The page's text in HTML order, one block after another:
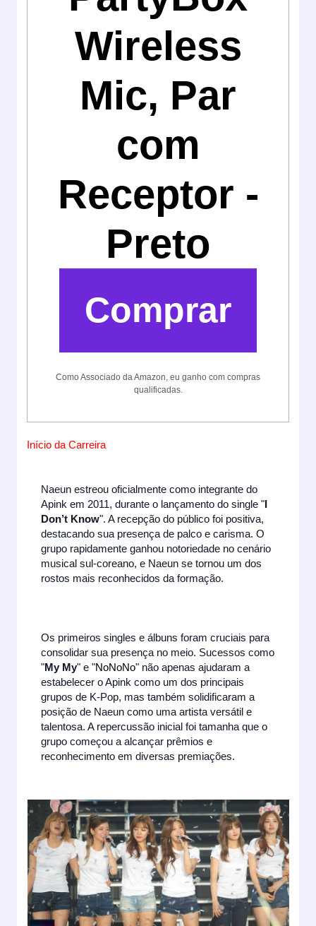
Wireless
Mic, Par
com
Receptor -
Preto
Comprar
Como Associado da Amazon, eu ganho com compras
qualificadas.
Início da Carreira
Naeun estreou oficialmente como integrante do
Apink em 2011, durante o lançamento do single "
Don’t Know". A recepção do público foi positiva,
destacando sua presença de palco e carisma. O
grupo rapidamente ganhou notoriedade no cenário
musical sul-coreano, e Naeun se tornou um dos
rostos mais reconhecidos da formação.
Os primeiros singles e álbuns foram cruciais para
consolidar sua presença no meio. Sucessos como
"My My" e "NoNoNo" não apenas ajudaram a
estabelecer o Apink como um dos principais
grupos de K-Pop, mas também solidificaram a
posição de Naeun como uma artista versátil e
talentosa. A repercussão inicial foi tamanha que o
grupo começou a alcançar prêmios e
reconhecimento em diversas premiações.